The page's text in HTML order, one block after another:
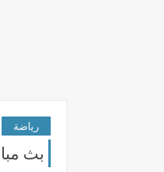
رياضة
بث